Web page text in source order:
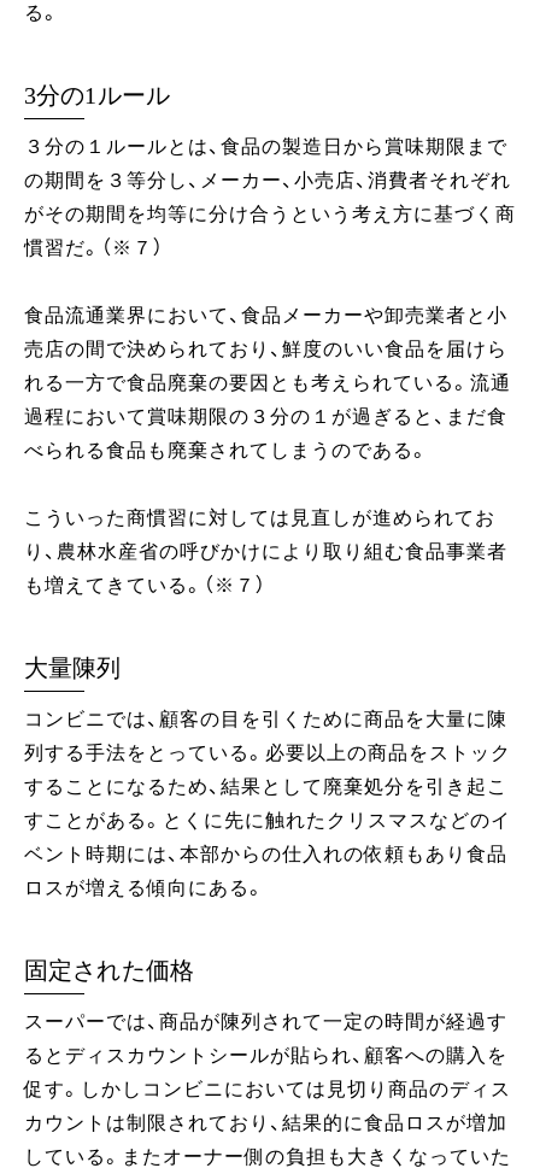
る。
3分の1ルール
３分の１ルールとは、食品の製造日から賞味期限まで
の期間を３等分し、メーカー、小売店、消費者それぞれ
がその期間を均等に分け合うという考え方に基づく商
慣習だ。（※７）
食品流通業界において、食品メーカーや卸売業者と小
売店の間で決められており、鮮度のいい食品を届けら
れる一方で食品廃棄の要因とも考えられている。 流通
過程において賞味期限の３分の１が過ぎると、まだ食
べられる食品も廃棄されてしまうのである。
こういった商慣習に対しては見直しが進められてお
り、農林水産省の呼びかけにより取り組む食品事業者
も増えてきている。（※７）
大量陳列
コンビニでは、顧客の目を引くために商品を大量に陳
列する手法をとっている。必要以上の商品をストック
することになるため、結果として廃棄処分を引き起こ
すことがある。とくに先に触れたクリスマスなどのイ
ベント時期には、本部からの仕入れの依頼もあり食品
ロスが増える傾向にある。
固定された価格
スーパーでは、商品が陳列されて一定の時間が経過す
るとディスカウントシールが貼られ、顧客への購入を
促す。しかしコンビニにおいては見切り商品のディス
カウントは制限されており、結果的に食品ロスが増加
している。またオーナー側の負担も大きくなっていた